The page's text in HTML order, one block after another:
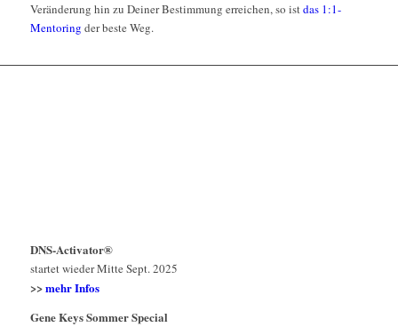
Veränderung hin zu Deiner Bestimmung erreichen, so istdas 1:1-
Mentoring der beste Weg.
DNS-Activator®
startet wieder Mitte Sept. 2025
>>mehr Infos
Gene Keys Sommer Special